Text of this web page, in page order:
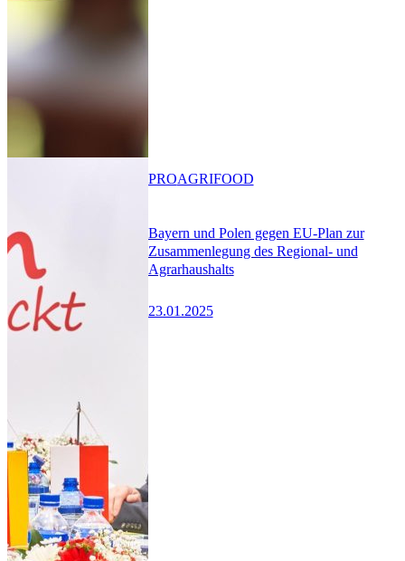
Bayern und Polen gegen EU-Plan zur
Zusammenlegung des Regional- und
Agrarhaushalts
23.01.2025
PROAGRIFOOD